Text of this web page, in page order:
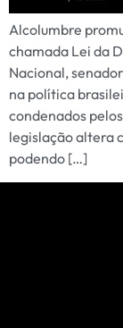
Alcolumbre
chamada Lei da
Nacional,
na política
condenados
legislação altera
podendo […]